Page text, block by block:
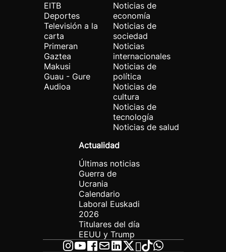
EITB
Deportes
Televisión a la
carta
Primeran
Gaztea
Makusi
Guau - Gure
Audioa
Noticias de
economía
Noticias de
sociedad
Noticias
internacionales
Noticias de
política
Noticias de
cultura
Noticias de
tecnología
Noticias de salud
Actualidad
Últimas noticias
Guerra de
Ucrania
Calendario
Laboral Euskadi
2026
Titulares del día
EEUU y Trump